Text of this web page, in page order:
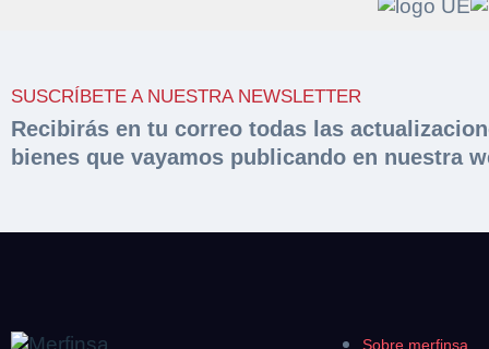
SUSCRÍBETE A NUESTRA NEWSLETTER
Recibirás en tu correo todas las
bienes que vayamos publicando en nuestra
Sobre merfinsa
Rellene este
Hacer
Razón social*
Maquinaria